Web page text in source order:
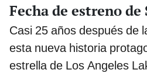
Fecha de estreno de
Casi 25 años después de
esta nueva historia
estrella de Los Angeles